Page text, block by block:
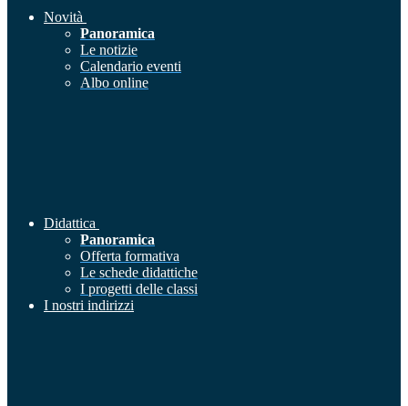
Novità
Panoramica
Le notizie
Calendario eventi
Albo online
Didattica
Panoramica
Offerta formativa
Le schede didattiche
I progetti delle classi
I nostri indirizzi